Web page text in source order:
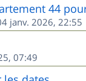
44
janv. 2026, 22:55
07:49